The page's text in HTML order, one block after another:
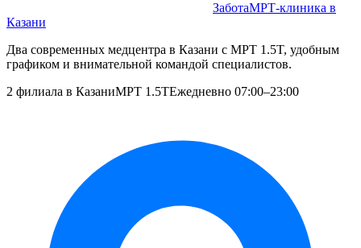
ЗаботаМРТ‑клиника в
Казани
Два современных медцентра в Казани с МРТ 1.5T, удобным
графиком и внимательной командой специалистов.
2 филиала в КазаниМРТ 1.5TЕжедневно 07:00–23:00